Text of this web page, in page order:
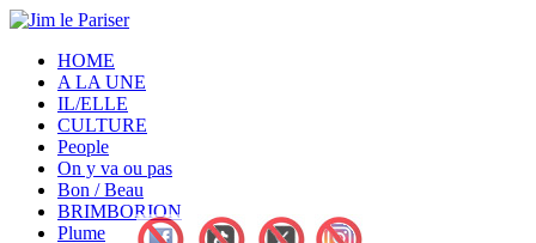
HOME
A LA UNE
IL/ELLE
CULTURE
People
On y va ou pas
Bon / Beau
BRIMBORION
Plume